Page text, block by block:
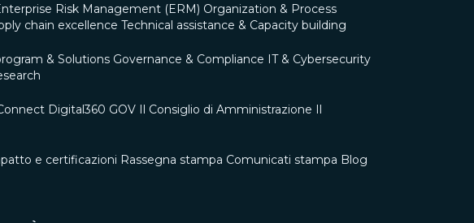
Risk Management (ERM) Organization & Process
chain excellence Technical assistance & Capacity building
& Solutions Governance & Compliance IT & Cybersecurity
Digital360 GOV Il Consiglio di Amministrazione Il
e certificazioni Rassegna stampa Comunicati stampa Blog